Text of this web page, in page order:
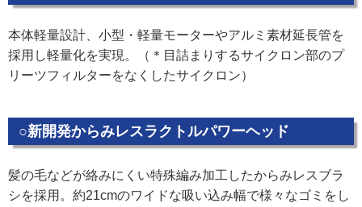
本体軽量設計、小型・軽量モーターやアルミ素材延長管を
採用し軽量化を実現。（＊目詰まりするサイクロン部のプ
リーツフィルターをなくしたサイクロン）
○新開発からみレスラクトルパワーヘッド
髪の毛などが絡みにくい特殊編み加工したからみレスブラ
シを採用。約21cmのワイドな吸い込み幅で様々なゴミをし